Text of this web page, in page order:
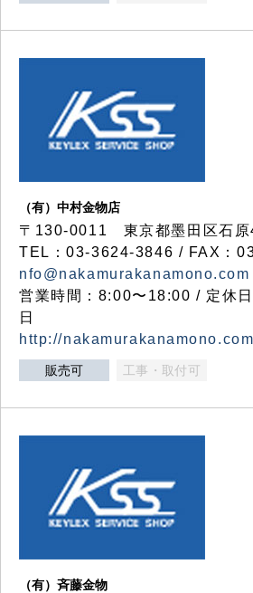
（有）中村金物店
〒130-0011 東京都墨田区石
TEL：03-3624-3846 / FAX：
nfo@nakamurakanamono.com
営業時間：8:00〜18:00 / 定休
日
http://nakamurakanamono.com
販売可 工事・取付可
（有）斉藤金物